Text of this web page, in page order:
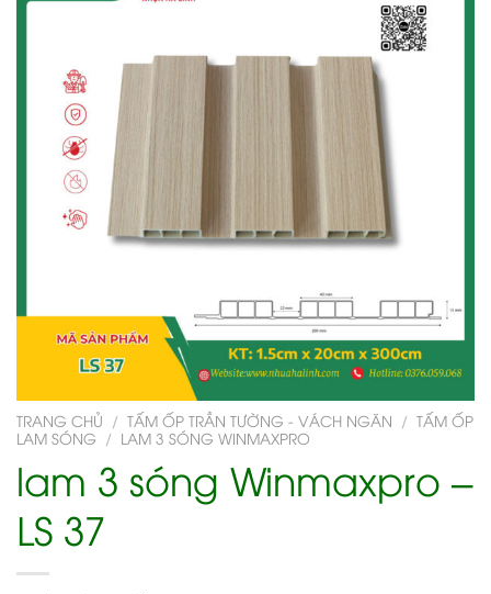
TRANG CHỦ / TẤM ỐP TRẦN TƯỜNG - VÁCH NGĂN / TẤM ỐP
LAM SÓNG / LAM 3 SÓNG WINMAXPRO
lam 3 sóng Winmaxpro –
LS 37